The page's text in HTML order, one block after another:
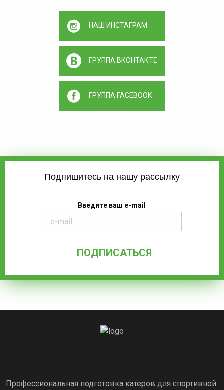
НАШ ИНСТАГРАМ
ГРУППА ВКОНТАКТЕ
ГРУППА FACEBOOK
Подпишитесь на нашу рассылку
Введите ваш e-mail
Профессиональная подготовка катеров для спортивной